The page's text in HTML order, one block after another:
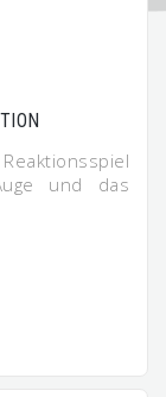
und das